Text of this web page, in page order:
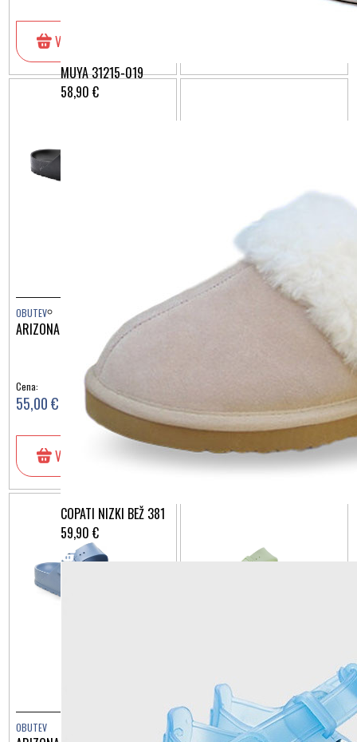
MUYA 31215-019
58,90 €
COPATI NIZKI BEŽ 381
59,90 €
V košarico
OBUTEV
ARIZONA EVA BLACK 129423
Cena:
55,00 €
V košarico
ARIZONA EVA CORAL PEACH
V košarico
OBUTEV OBUTEV